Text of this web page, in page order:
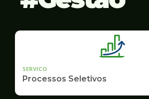
SERVICO
Processos Seletivos